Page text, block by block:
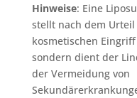
Hinweise: Eine
stellt nach dem Urteil
kosmetischen
sondern dient der
der Vermeidung von